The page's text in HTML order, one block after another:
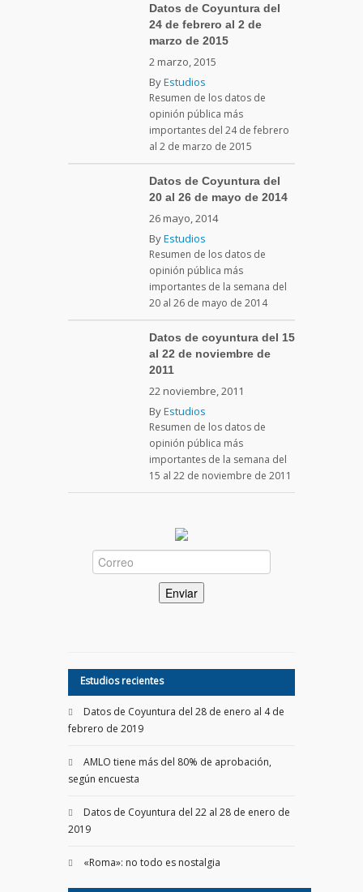
Datos de Coyuntura del
24 de febrero al 2 de
marzo de 2015
2 marzo, 2015
ByEstudios
Resumen de los datos de
opinión pública más
importantes del 24 de febrero
al 2 de marzo de 2015
Datos de Coyuntura del
20 al 26 de mayo de 2014
26 mayo, 2014
ByEstudios
Resumen de los datos de
opinión pública más
importantes de la semana del
20 al 26 de mayo de 2014
Datos de coyuntura del 15
al 22 de noviembre de
2011
22 noviembre, 2011
ByEstudios
Resumen de los datos de
opinión pública más
importantes de la semana del
15 al 22 de noviembre de 2011
Estudios recientes
Datos de Coyuntura del 28 de enero al 4 de
febrero de 2019
AMLO tiene más del 80% de aprobación,
según encuesta
Datos de Coyuntura del 22 al 28 de enero de
2019
«Roma»: no todo es nostalgia